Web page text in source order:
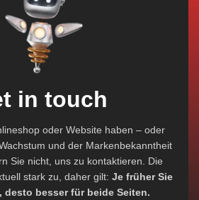
in touch
oder Website haben – oder
und der Markenbekanntheit
Sie nicht, uns zu kontaktieren. Die
stark zu, daher gilt: Je früher Sie
desto besser für beide Seiten.